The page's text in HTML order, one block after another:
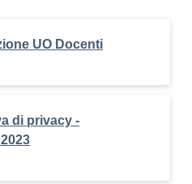
UO Docenti
di privacy -